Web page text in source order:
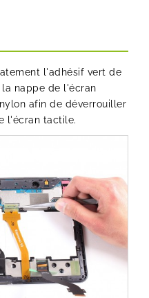
l'adhésif vert de
nappe de l'écran
afin de déverrouiller
l'écran tactile.